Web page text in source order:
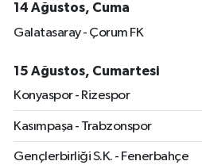
14 Ağustos, Cuma
Galatasaray - Çorum FK
15 Ağustos, Cumartesi
Konyaspor - Rizespor
Kasımpaşa - Trabzonspor
Gençlerbirliği S.K. - Fenerbahçe